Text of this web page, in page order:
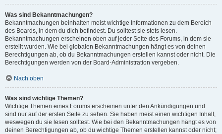
Was sind Bekanntmachungen?
Bekanntmachungen beinhalten meist wichtige Informationen zu dem Bereich
des Boards, in dem du dich befindest. Du solltest sie stets lesen.
Bekanntmachungen erscheinen oben auf jeder Seite des Forums, in dem sie
erstellt wurden. Wie bei globalen Bekanntmachungen hängt es von deinen
Berechtigungen ab, ob du Bekanntmachungen erstellen kannst oder nicht. Die
Berechtigungen werden von der Board-Administration vergeben.
Nach oben
Was sind wichtige Themen?
Wichtige Themen eines Forums erscheinen unter den Ankündigungen und
sind nur auf der ersten Seite zu sehen. Sie haben meist einen wichtigen Inhalt,
weswegen du sie lesen solltest. Wie bei den Bekanntmachungen hängt es von
deinen Berechtigungen ab, ob du wichtige Themen erstellen kannst oder nicht;